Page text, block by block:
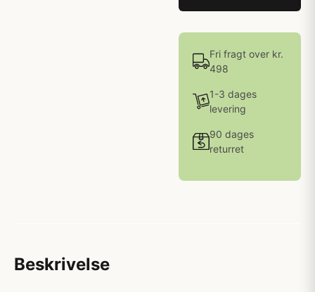
Fri fragt over kr.
498
1-3 dages
levering
90 dages
returret
Beskrivelse